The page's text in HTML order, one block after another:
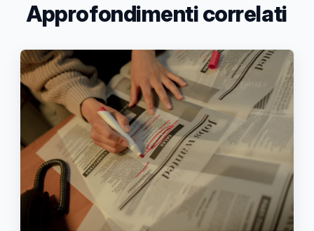
Approfondimenti correlati